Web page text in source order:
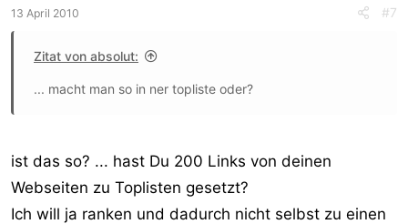
13 April 2010 #7
Zitat von absolut:
... macht man so in ner topliste oder?
ist das so? ... hast Du 200 Links von deinen
Webseiten zu Toplisten gesetzt?
Ich will ja ranken und dadurch nicht selbst zu einen